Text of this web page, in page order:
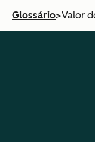
Glossário>Valor